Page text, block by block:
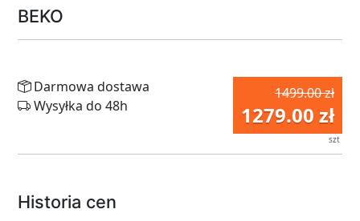
BEKO
1499.00 zł
1279.00 zł
szt
Darmowa dostawa
Wysyłka do 48h
Historia cen